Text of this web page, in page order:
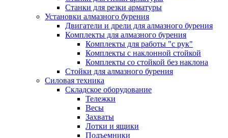
Станки для резки арматуры
Установки алмазного бурения
Двигатели и дрели для алмазного бурения
Комплекты для алмазного бурения
Комплекты для работы "с рук"
Комплекты с наклонной стойкой
Комплекты со стойкой без наклона
Стойки для алмазного бурения
Силовая техника
Складское оборудование
Тележки
Весы
Захваты
Лотки и ящики
Подъемники